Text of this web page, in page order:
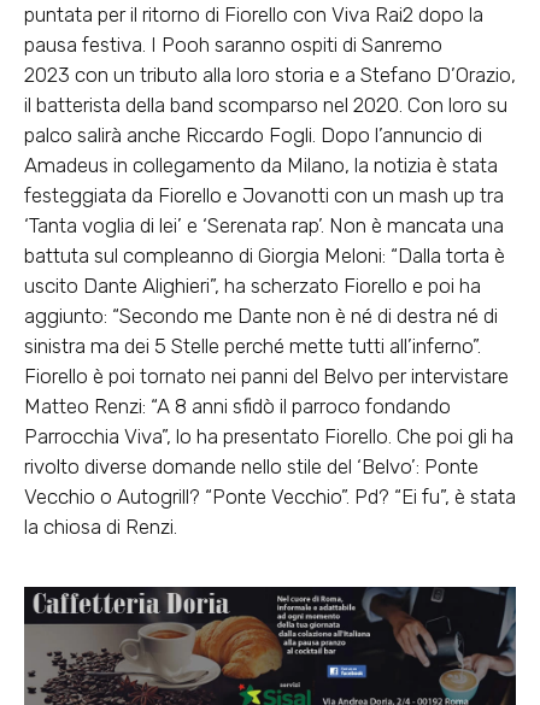
puntata per il ritorno di Fiorello con Viva Rai2 dopo la
pausa festiva. I Pooh saranno ospiti di Sanremo
2023 con un tributo alla loro storia e a Stefano D’Orazio,
il batterista della band scomparso nel 2020. Con loro su
palco salirà anche Riccardo Fogli. Dopo l’annuncio di
Amadeus in collegamento da Milano, la notizia è stata
festeggiata da Fiorello e Jovanotti con un mash up tra
‘Tanta voglia di lei’ e ‘Serenata rap’. Non è mancata una
battuta sul compleanno di Giorgia Meloni: “Dalla torta è
uscito Dante Alighieri”, ha scherzato Fiorello e poi ha
aggiunto: “Secondo me Dante non è né di destra né di
sinistra ma dei 5 Stelle perché mette tutti all’inferno”.
Fiorello è poi tornato nei panni del Belvo per intervistare
Matteo Renzi: “A 8 anni sfidò il parroco fondando
Parrocchia Viva”, lo ha presentato Fiorello. Che poi gli ha
rivolto diverse domande nello stile del ‘Belvo’: Ponte
Vecchio o Autogrill? “Ponte Vecchio”. Pd? “Ei fu”, è stata
la chiosa di Renzi.